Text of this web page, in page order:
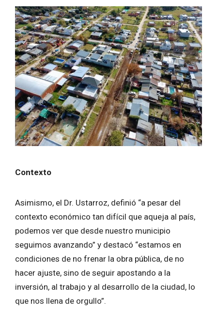
Contexto
Asimismo, el Dr. Ustarroz, definió “a pesar del
contexto económico tan difícil que aqueja al país,
podemos ver que desde nuestro municipio
seguimos avanzando” y destacó “estamos en
condiciones de no frenar la obra pública, de no
hacer ajuste, sino de seguir apostando a la
inversión, al trabajo y al desarrollo de la ciudad, lo
que nos llena de orgullo”.